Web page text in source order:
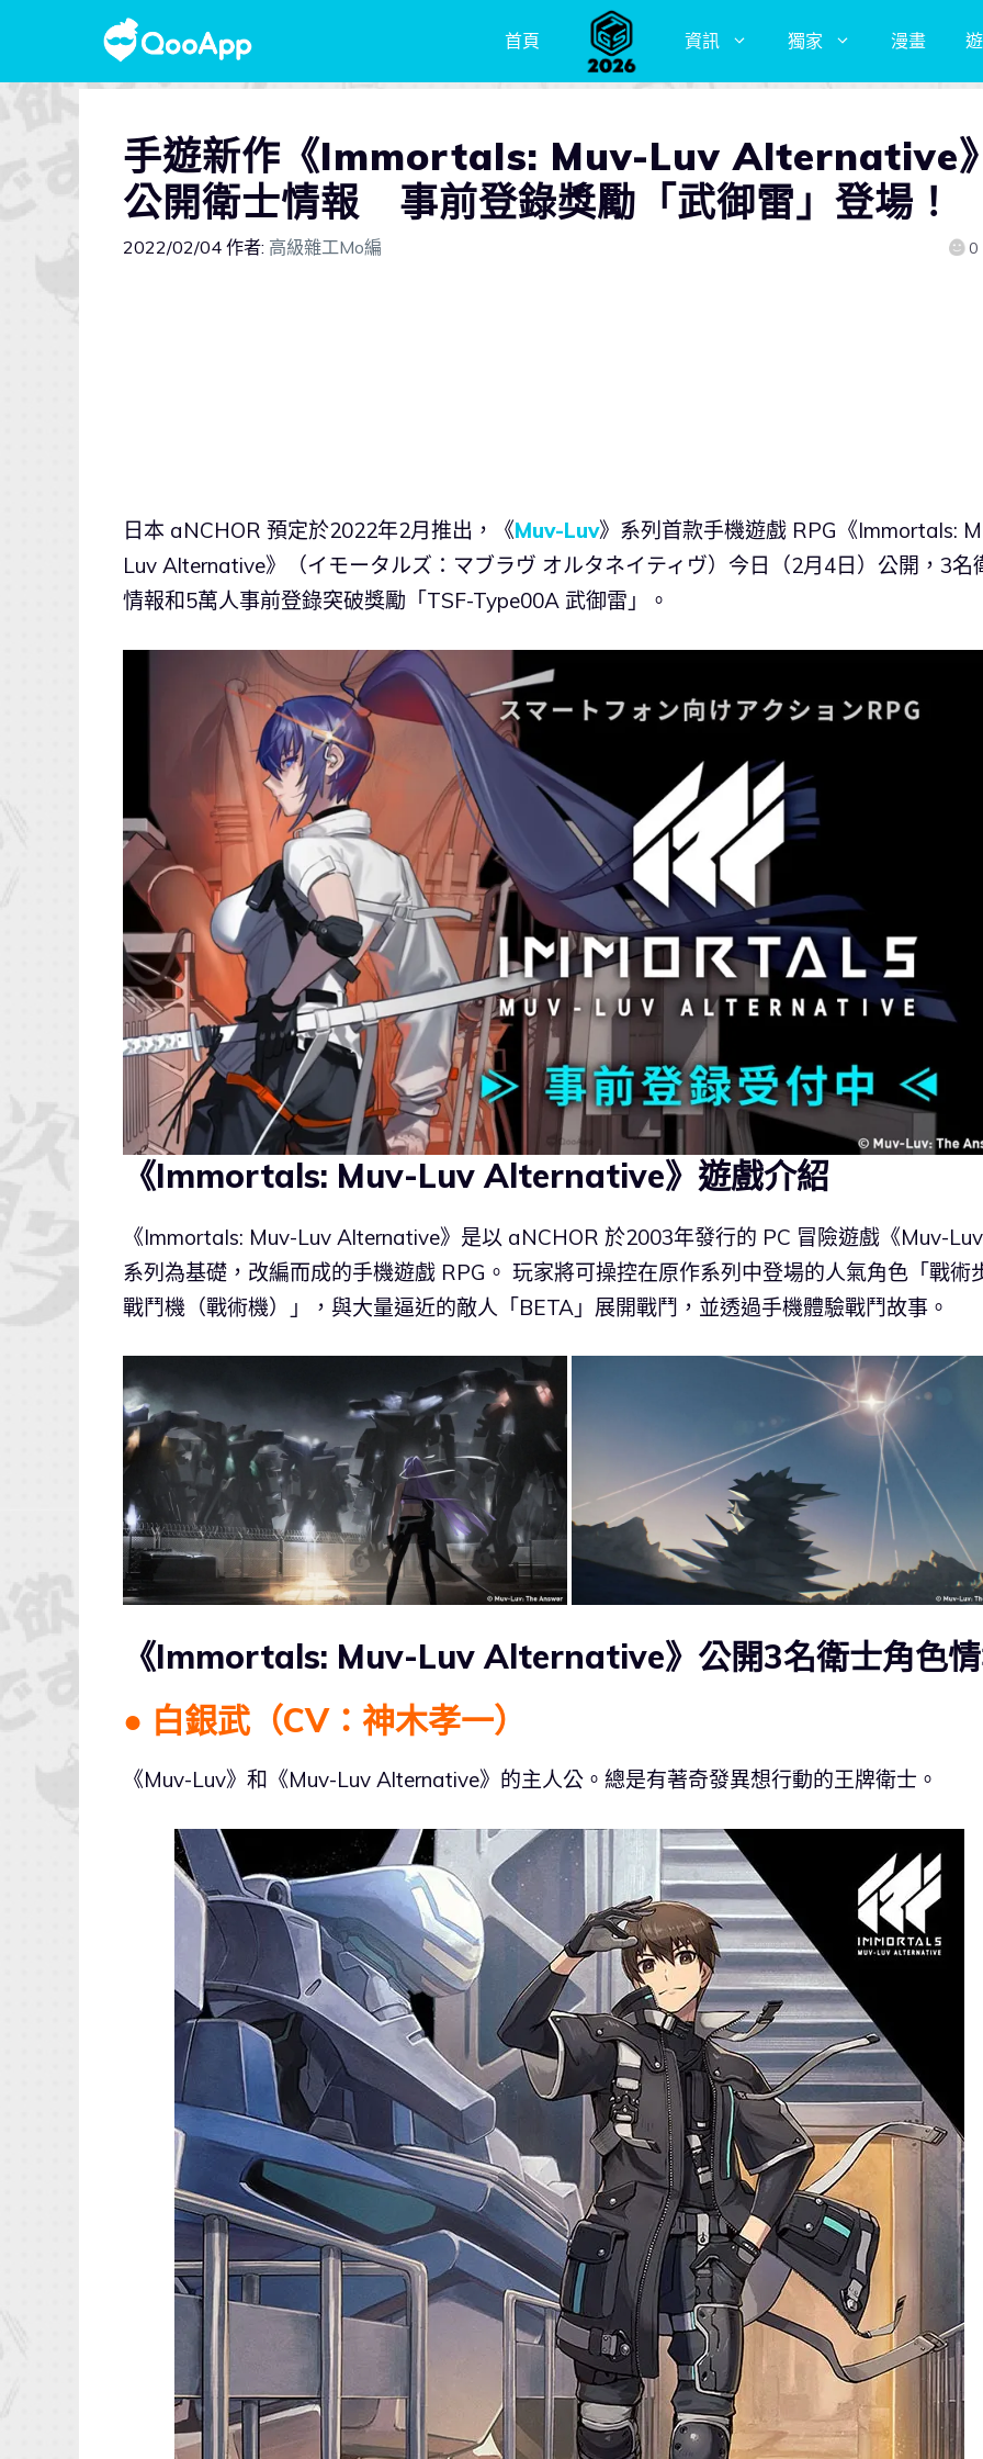
首頁 資訊 獨家 漫畫
手遊新作《Immortals: Muv-Luv Alternative
公開衛士情報 事前登錄獎勵「武御雷」登場！
2022/02/04 作者: 高級雜工Mo編 0
日本 aNCHOR 預定於2022年2月推出，《Muv-Luv》系列首款手機遊戲 RPG《Immortals:
Luv Alternative》（イモータルズ：マブラヴ オルタネイティヴ）今日（2月4日）公開，3名
情報和5萬人事前登錄突破獎勵「TSF-Type00A 武御雷」。
《Immortals: Muv-Luv Alternative》遊戲介紹
《Immortals: Muv-Luv Alternative》是以 aNCHOR 於2003年發行的 PC 冒險遊戲《Muv-
系列為基礎，改編而成的手機遊戲 RPG。 玩家將可操控在原作系列中登場的人氣角色「戰術
戰鬥機（戰術機）」，與大量逼近的敵人「BETA」展開戰鬥，並透過手機體驗戰鬥故事。
《Immortals: Muv-Luv Alternative》公開3名衛士角色
● 白銀武（CV：神木孝一）
《Muv-Luv》和《Muv-Luv Alternative》的主人公。總是有著奇發異想行動的王牌衛士。